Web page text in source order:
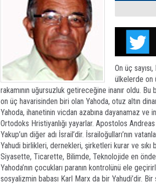
On üç
ülkelerde on
rakamının uğursuzluk getireceğine inanır oldu.
on üç havarisinden biri olan Yahoda, otuz altın
Yahoda, ihanetinin vicdan azabına dayanamaz ve
Ortodoks Hristiyanlığı yayarlar. Apostolos
Yakup’un diğer adı İsrail’dir. İsrailoğulları’nın
Yahudi birlikleri, dernekleri, şirketleri kurar ve
Siyasette, Ticarette, Bilimde, Teknolojide en
Yahoda’nın çocukları paranın kontrolünü ele
sosyalizmin babası Karl Marx da bir Yahudi’dir. Bir